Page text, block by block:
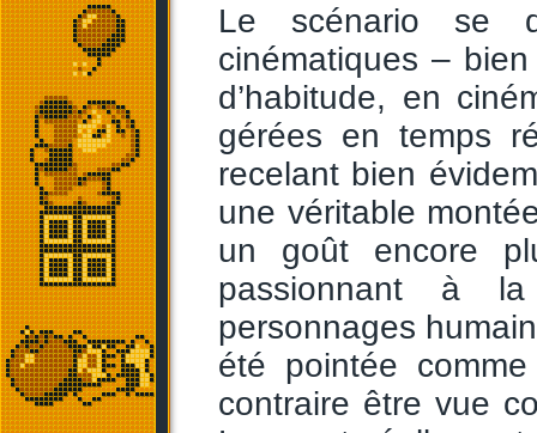
Le scénario se
cinématiques –
d’habitude, en
gérées en temps
recelant bien
une véritable
un goût encore
passionnant à
personnages
été pointée
contraire être vue